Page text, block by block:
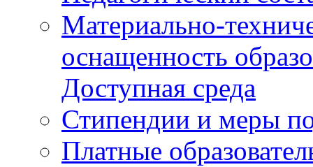
Материально-
оснащенность
Доступная среда
Стипендии и меры
Платные